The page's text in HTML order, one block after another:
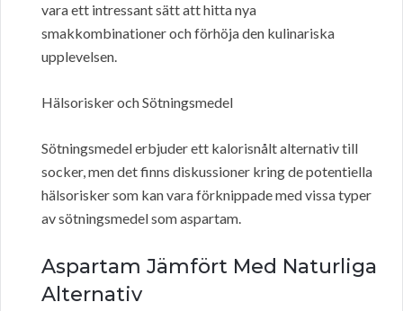
vara ett intressant sätt att hitta nya
smakkombinationer och förhöja den kulinariska
upplevelsen.
Hälsorisker och Sötningsmedel
Sötningsmedel erbjuder ett kalorisnålt alternativ till
socker, men det finns diskussioner kring de potentiella
hälsorisker som kan vara förknippade med vissa typer
av sötningsmedel som aspartam.
Aspartam Jämfört Med Naturliga
Alternativ